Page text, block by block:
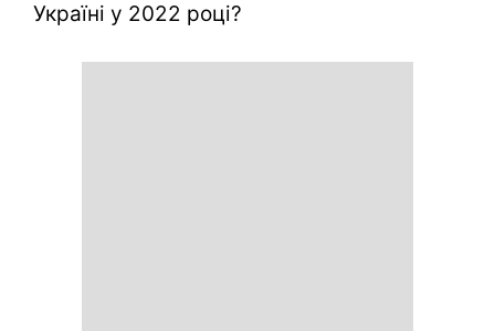
Україні у 2022 році?